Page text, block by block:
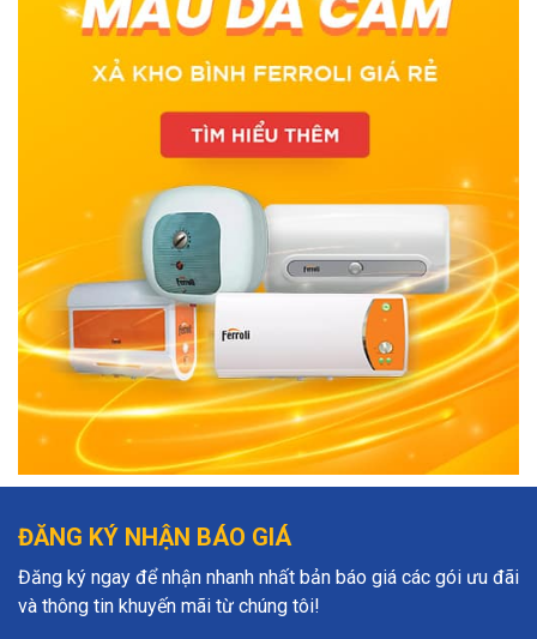
ĐĂNG KÝ NHẬN BÁO GIÁ
Đăng ký ngay để nhận nhanh nhất bản báo giá các gói ưu đãi
và thông tin khuyến mãi từ chúng tôi!